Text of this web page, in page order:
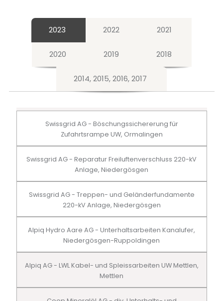
2023 2022 2021
2020 2019 2018
2014, 2015, 2016, 2017
Swissgrid AG - Böschungssichererung für
Zufahrtsrampe UW, Ormalingen
Swissgrid AG - Reparatur Freiluftenverschluss 220-kV
Anlage, Niedergösgen
Swissgrid AG - Treppen- und Geländerfundamente
220-kV Anlage, Niedergösgen
Alpiq Hydro Aare AG - Unterhaltsarbeiten Kanalufer,
Niedergösgen-Ruppoldingen
Alpiq AG - LWL Kabel- und Spleissarbeiten UW Mettlen,
Mettlen